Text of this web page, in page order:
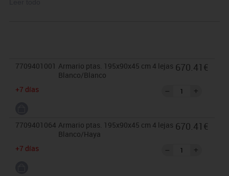
7709401001 Armario ptas. 195x90x45 cm 4 lejas
Blanco/Blanco
+7 días
670.41€
7709401064 Armario ptas. 195x90x45 cm 4 lejas
Blanco/Haya
+7 días
670.41€